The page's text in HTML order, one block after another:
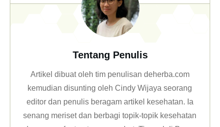
Tentang Penulis
Artikel dibuat oleh tim penulisan deherba.com
kemudian disunting oleh Cindy Wijaya seorang
editor dan penulis beragam artikel kesehatan. Ia
senang meriset dan berbagi topik-topik kesehatan